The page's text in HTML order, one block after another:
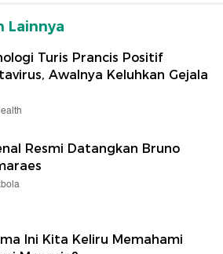
Lainnya
Turis Prancis Positif
Awalnya Keluhkan Gejala
Resmi Datangkan Bruno
Ini Kita Keliru Memahami